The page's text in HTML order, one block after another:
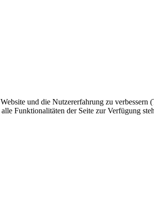
und die Nutzererfahrung zu verbessern
Funktionalitäten der Seite zur Verfügung